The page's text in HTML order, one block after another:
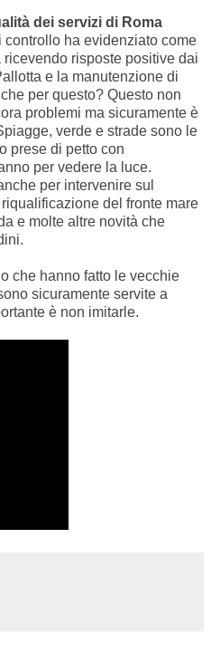
dei servizi di Roma
controllo ha evidenziato come
risposte positive dai
e la manutenzione di
per questo? Questo non
problemi ma sicuramente è
verde e strade sono le
prese di petto con
per vedere la luce.
per intervenire sul
del fronte mare
e molte altre novità che
che hanno fatto le vecchie
sicuramente servite a
è non imitarle.